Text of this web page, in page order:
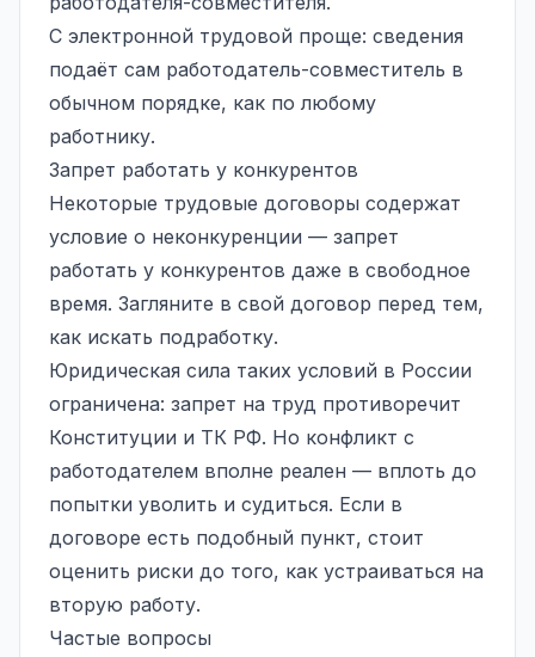
С электронной трудовой проще: сведения
подаёт сам работодатель-совместитель в
обычном порядке, как по любому
работнику.
Запрет работать у конкурентов
Некоторые трудовые договоры содержат
условие о неконкуренции — запрет
работать у конкурентов даже в свободное
время. Загляните в свой договор перед тем,
как искать подработку.
Юридическая сила таких условий в России
ограничена: запрет на труд противоречит
Конституции и ТК РФ. Но конфликт с
работодателем вполне реален — вплоть до
попытки уволить и судиться. Если в
договоре есть подобный пункт, стоит
оценить риски до того, как устраиваться на
вторую работу.
Частые вопросы